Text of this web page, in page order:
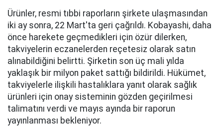
Ürünler, resmi tıbbi raporların şirkete ulaşmasından
iki ay sonra, 22 Mart'ta geri çağrıldı. Kobayashi, daha
önce harekete geçmedikleri için özür dilerken,
takviyelerin eczanelerden reçetesiz olarak satın
alınabildiğini belirtti. Şirketin son üç mali yılda
yaklaşık bir milyon paket sattığı bildirildi. Hükümet,
takviyelerle ilişkili hastalıklara yanıt olarak sağlık
ürünleri için onay sisteminin gözden geçirilmesi
talimatını verdi ve mayıs ayında bir raporun
yayınlanması bekleniyor.